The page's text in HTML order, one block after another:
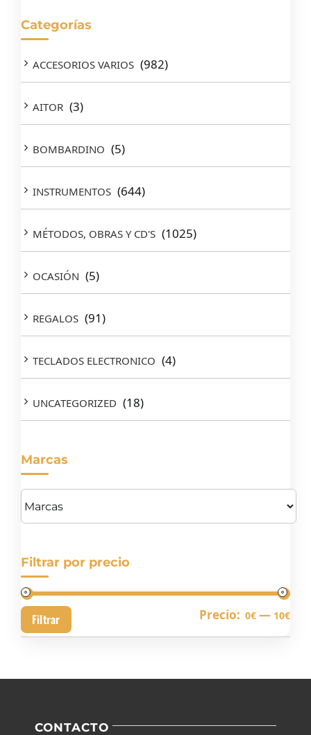
Categorías
ACCESORIOS VARIOS (982)
AITOR (3)
BOMBARDINO (5)
INSTRUMENTOS (644)
MÉTODOS, OBRAS Y CD'S (1025)
OCASIÓN (5)
REGALOS (91)
TECLADOS ELECTRONICO (4)
UNCATEGORIZED (18)
Marcas
Filtrar por precio
Filtrar Precio: 0€ — 10€
CONTACTO